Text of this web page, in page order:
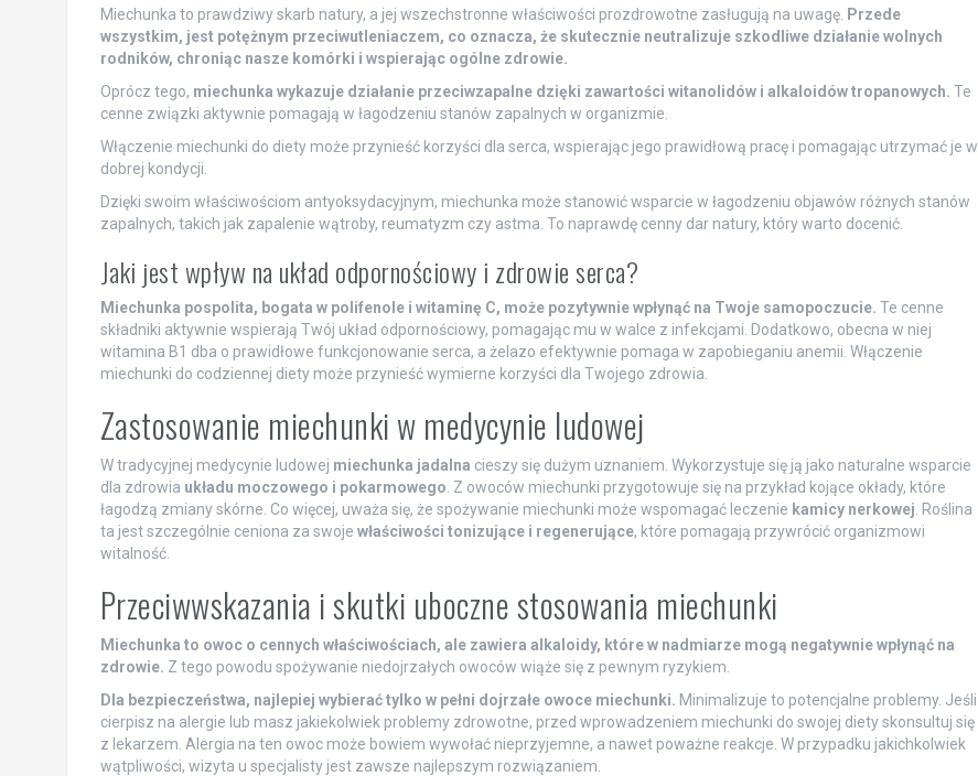
Miechunka to prawdziwy skarb natury, a jej wszechstronne właściwości prozdrowotne zasługują na uwagę. Przede
wszystkim, jest potężnym przeciwutleniaczem, co oznacza, że skutecznie neutralizuje szkodliwe działanie wolnych
rodników, chroniąc nasze komórki i wspierając ogólne zdrowie.
Oprócz tego, miechunka wykazuje działanie przeciwzapalne dzięki zawartości witanolidów i alkaloidów tropanowych. Te
cenne związki aktywnie pomagają w łagodzeniu stanów zapalnych w organizmie.
Włączenie miechunki do diety może przynieść korzyści dla serca, wspierając jego prawidłową pracę i pomagając utrzymać je w
dobrej kondycji.
Dzięki swoim właściwościom antyoksydacyjnym, miechunka może stanowić wsparcie w łagodzeniu objawów różnych stanów
zapalnych, takich jak zapalenie wątroby, reumatyzm czy astma. To naprawdę cenny dar natury, który warto docenić.
Jaki jest wpływ na układ odpornościowy i zdrowie serca?
Miechunka pospolita, bogata w polifenole i witaminę C, może pozytywnie wpłynąć na Twoje samopoczucie. Te cenne
składniki aktywnie wspierają Twój układ odpornościowy, pomagając mu w walce z infekcjami. Dodatkowo, obecna w niej
witamina B1 dba o prawidłowe funkcjonowanie serca, a żelazo efektywnie pomaga w zapobieganiu anemii. Włączenie
miechunki do codziennej diety może przynieść wymierne korzyści dla Twojego zdrowia.
Zastosowanie miechunki w medycynie ludowej
W tradycyjnej medycynie ludowej miechunka jadalna cieszy się dużym uznaniem. Wykorzystuje się ją jako naturalne wsparcie
dla zdrowia układu moczowego i pokarmowego . Z owoców miechunki przygotowuje się na przykład kojące okłady, które
łagodzą zmiany skórne. Co więcej, uważa się, że spożywanie miechunki może wspomagać leczenie kamicy nerkowej . Roślina
ta jest szczególnie ceniona za swoje właściwości tonizujące i regenerujące, które pomagają przywrócić organizmowi
witalność.
Przeciwwskazania i skutki uboczne stosowania miechunki
Miechunka to owoc o cennych właściwościach, ale zawiera alkaloidy, które w nadmiarze mogą negatywnie wpłynąć na
zdrowie. Z tego powodu spożywanie niedojrzałych owoców wiąże się z pewnym ryzykiem.
Dla bezpieczeństwa, najlepiej wybierać tylko w pełni dojrzałe owoce miechunki. Minimalizuje to potencjalne problemy. Jeśli
cierpisz na alergie lub masz jakiekolwiek problemy zdrowotne, przed wprowadzeniem miechunki do swojej diety skonsultuj się
z lekarzem. Alergia na ten owoc może bowiem wywołać nieprzyjemne, a nawet poważne reakcje. W przypadku jakichkolwiek
wątpliwości, wizyta u specjalisty jest zawsze najlepszym rozwiązaniem.